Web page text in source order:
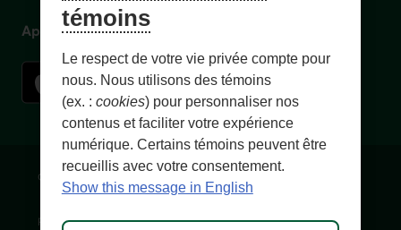
Application mobile
Conditions d'utilisation et notes légales
Personnaliser les témoins Accessibilité Plan du site
témoins
Le respect de votre vie privée compte pour
nous. Nous utilisons des témoins
(ex. : cookies) pour personnaliser nos
contenus et faciliter votre expérience
numérique. Certains témoins peuvent être
recueillis avec votre consentement.
Show this message in English